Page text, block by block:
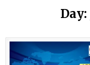
Day: